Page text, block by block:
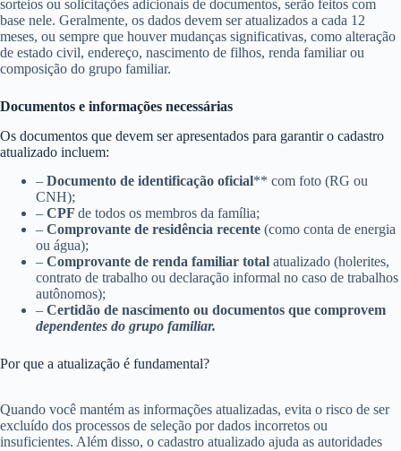
sorteios ou solicitações adicionais de documentos, serão feitos com
base nele. Geralmente, os dados devem ser atualizados a cada 12
meses, ou sempre que houver mudanças significativas, como alteração
de estado civil, endereço, nascimento de filhos, renda familiar ou
composição do grupo familiar.
Documentos e informações necessárias
Os documentos que devem ser apresentados para garantir o cadastro
atualizado incluem:
– Documento de identificação oficial** com foto (RG ou
CNH);
– CPF de todos os membros da família;
– Comprovante de residência recente (como conta de energia
ou água);
– Comprovante de renda familiar total atualizado (holerites,
contrato de trabalho ou declaração informal no caso de trabalhos
autônomos);
– Certidão de nascimento ou documentos que comprovem
dependentes do grupo familiar.
Por que a atualização é fundamental?
Quando você mantém as informações atualizadas, evita o risco de ser
excluído dos processos de seleção por dados incorretos ou
insuficientes. Além disso, o cadastro atualizado ajuda as autoridades